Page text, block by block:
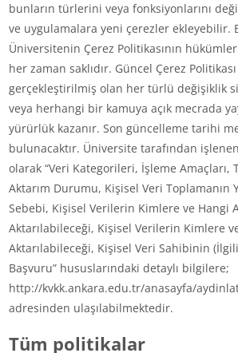
bunların türlerini veya fonksiyonlarını
ve uygulamalara yeni çerezler ekleyebilir.
Üniversitenin Çerez Politikasının
her zaman saklıdır. Güncel Çerez
gerçekleştirilmiş olan her türlü değişiklik
veya herhangi bir kamuya açık mecrada
yürürlük kazanır. Son güncelleme tarihi
bulunacaktır. Üniversite tarafından
olarak “Veri Kategorileri, İşleme Amaçları,
Aktarım Durumu, Kişisel Veri Toplamanın
Sebebi, Kişisel Verilerin Kimlere ve Hangi
Aktarılabileceği, Kişisel Verilerin Kimlere
Aktarılabileceği, Kişisel Veri Sahibinin
Başvuru” hususlarındaki detaylı bilgilere;
http://kvkk.ankara.edu.tr/anasayfa/
adresinden ulaşılabilmektedir.
Tüm politikalar